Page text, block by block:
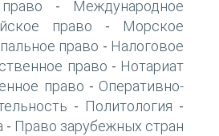
-
Международное
право -
Морское
право - Налоговое
право - Нотариат
право - Оперативно-
- Политология -
- Право зарубежных стран